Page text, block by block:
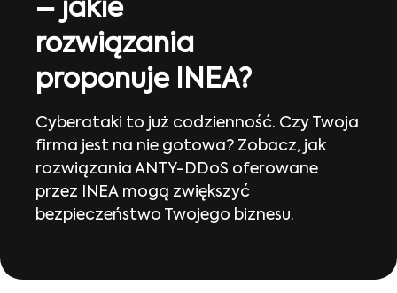
– jakie
rozwiązania
proponuje INEA?
Cyberataki to już codzienność. Czy Twoja
firma jest na nie gotowa? Zobacz, jak
rozwiązania ANTY-DDoS oferowane
przez INEA mogą zwiększyć
bezpieczeństwo Twojego biznesu.